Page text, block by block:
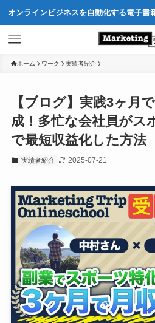
オンラインビジネスを自動化する電子書
ホーム ワーク 実績者紹介
【ブログ】実践3ヶ月
成！多忙な会社員がス
で最短収益化した方法
実績者紹介 2025-07-21